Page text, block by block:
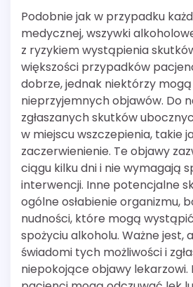
Podobnie jak w przypadku
medycznej, wszywki
z ryzykiem wystąpienia
większości przypadków
dobrze, jednak niektórzy
nieprzyjemnych objawów. Do
zgłaszanych skutków
w miejscu wszczepienia, takie
zaczerwienienie. Te objawy
ciągu kilku dni i nie wymagają
interwencji. Inne potencjalne
ogólne osłabienie organizmu,
nudności, które mogą
spożyciu alkoholu. Ważne jest,
świadomi tych możliwości i
niepokojące objawy